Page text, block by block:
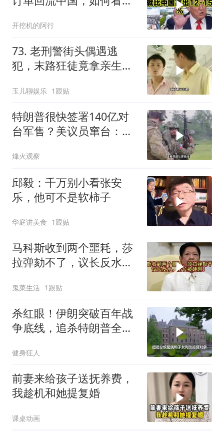
听听
开挖机的阿行
73. 老刑警街头偶遇逃
犯，末路狂徒竟拿亲生儿
玉儿聊娱乐 1跟贴
特朗普很快签署140亿对
台军售？美议员窜台：必
烽火观察
邱毅：千万别小看张安
乐，他可不是软柿子
华庭讲美食 1跟贴
马科斯收到两个噩耗，莎
拉弹劾不了，议长反水，
鬼菜生活 1跟贴
杀红眼！伊朗突破百年战
争底线，追杀特朗普全
健身狂人
前妻来给孩子送抚养费，
我趁机和她提复婚
课桌动画